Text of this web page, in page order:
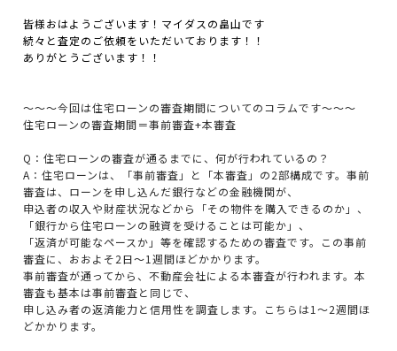
皆様おはようございます！マイダスの畠山です
続々と査定のご依頼をいただいております！！
ありがとうございます！！
～～～今回は住宅ローンの審査期間についてのコラムです～～～
住宅ローンの審査期間＝事前審査+本審査
Q：住宅ローンの審査が通るまでに、何が行われているの？
A：住宅ローンは、「事前審査」と「本審査」の2部構成です。事前
審査は、ローンを申し込んだ銀行などの金融機関が、
申込者の収入や財産状況などから「その物件を購入できるのか」、
「銀行から住宅ローンの融資を受けることは可能か」、
「返済が可能なペースか」等を確認するための審査です。この事前
審査に、おおよそ2日～1週間ほどかかります。
事前審査が通ってから、不動産会社による本審査が行われます。本
審査も基本は事前審査と同じで、
申し込み者の返済能力と信用性を調査します。こちらは1～2週間ほ
どかかります。